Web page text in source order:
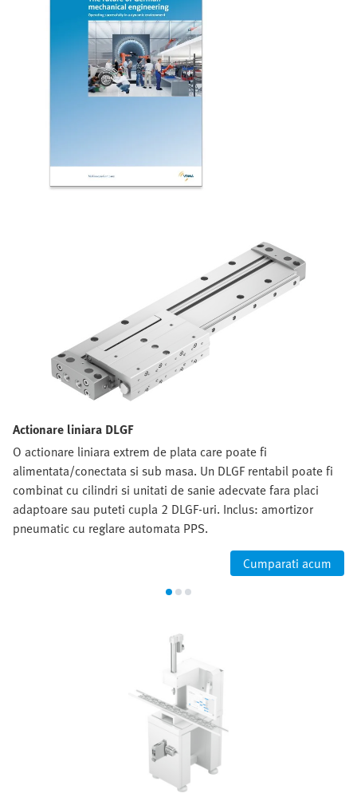
Actionare liniara DLGF
O actionare liniara extrem de plata care poate fi
alimentata/conectata si sub masa. Un DLGF rentabil poate fi
combinat cu cilindri si unitati de sanie adecvate fara placi
adaptoare sau puteti cupla 2 DLGF-uri. Inclus: amortizor
pneumatic cu reglare automata PPS.
Cumparati acum